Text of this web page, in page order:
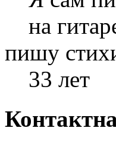
на
пишу
33 лет